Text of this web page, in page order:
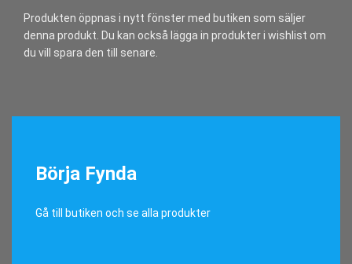
Produkten öppnas i nytt fönster med butiken som säljer
denna produkt. Du kan också lägga in produkter i wishlist om
du vill spara den till senare.
Börja Fynda
Gå till butiken och se alla produkter